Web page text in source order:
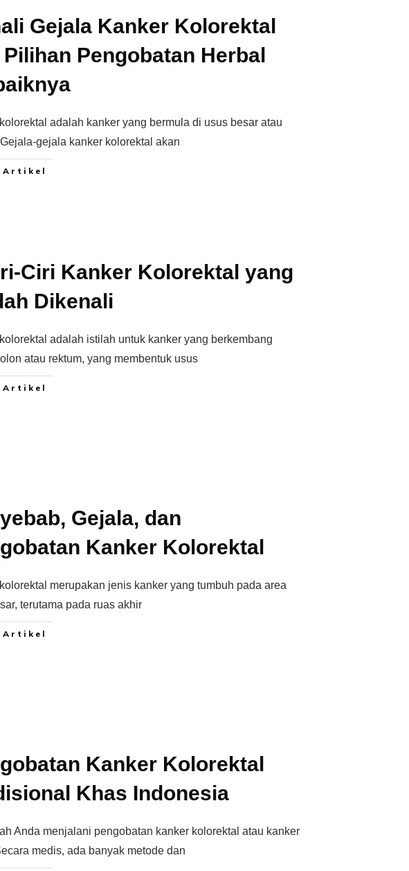
Gejala Kanker Kolorektal
Pengobatan Herbal
adalah kanker yang bermula di usus besar atau
gejala kanker kolorektal akan
Artikel
Ciri Kanker Kolorektal yang
Dikenali
adalah istilah untuk kanker yang berkembang
atau rektum, yang membentuk usus
Artikel
Gejala, dan
Kanker Kolorektal
merupakan jenis kanker yang tumbuh pada area
terutama pada ruas akhir
Artikel
Kanker Kolorektal
Khas Indonesia
Anda menjalani pengobatan kanker kolorektal atau kanker
medis, ada banyak metode dan